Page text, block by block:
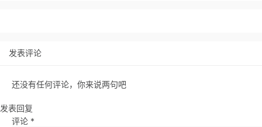
发表评论
还没有任何评论，你来说两句吧
发表回复
评论 *